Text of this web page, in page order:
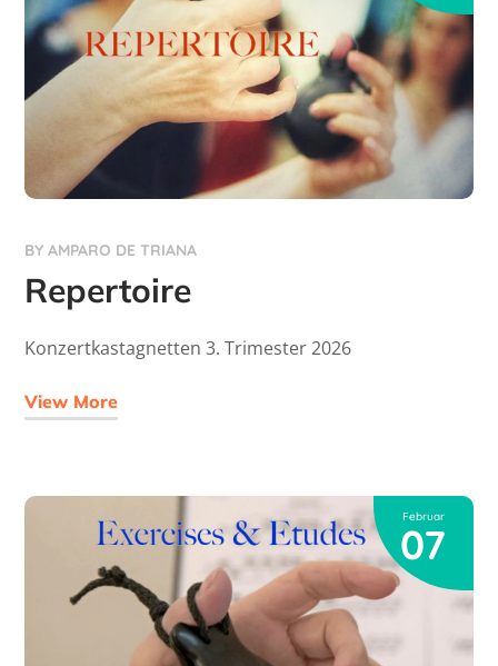
BYAMPARO DE TRIANA
Repertoire
Konzertkastagnetten 3. Trimester 2026
View More
Februar
07